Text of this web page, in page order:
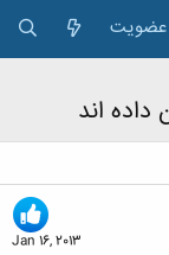
عضویت
Jan 16, 2013